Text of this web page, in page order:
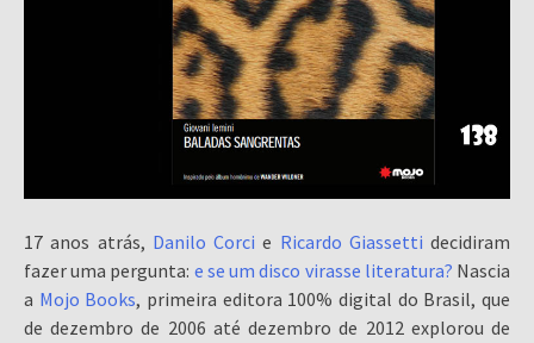
17 anos atrás, Danilo Corci e Ricardo Giassetti decidiram
fazer uma pergunta: e se um disco virasse literatura? Nascia
a Mojo Books, primeira editora 100% digital do Brasil, que
de dezembro de 2006 até dezembro de 2012 explorou de